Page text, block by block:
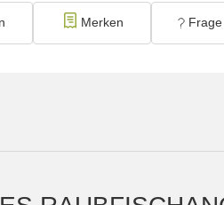
Merken